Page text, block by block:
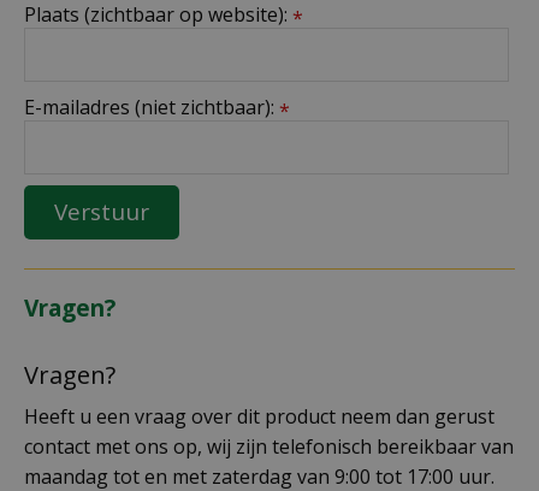
Plaats (zichtbaar op website): *
E-mailadres (niet zichtbaar): *
Vragen?
Vragen?
Heeft u een vraag over dit product neem dan gerust
contact met ons op, wij zijn telefonisch bereikbaar van
maandag tot en met zaterdag van 9:00 tot 17:00 uur.